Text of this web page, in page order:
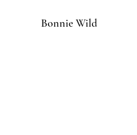
Bonnie Wild